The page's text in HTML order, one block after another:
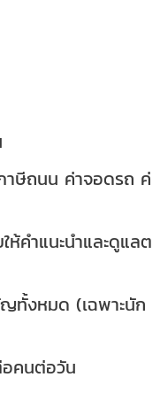
าษีถนน ค่าจอดรถ ค่
คำแนะนำและดูแลต
ทั้งหมด (เฉพาะนัก
คนต่อวัน